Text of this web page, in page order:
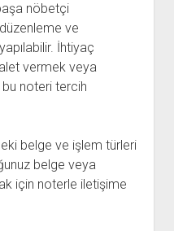
nöbetçi
ve
İhtiyaç
vermek veya
noteri tercih
belge ve işlem türleri
belge veya
için noterle iletişime